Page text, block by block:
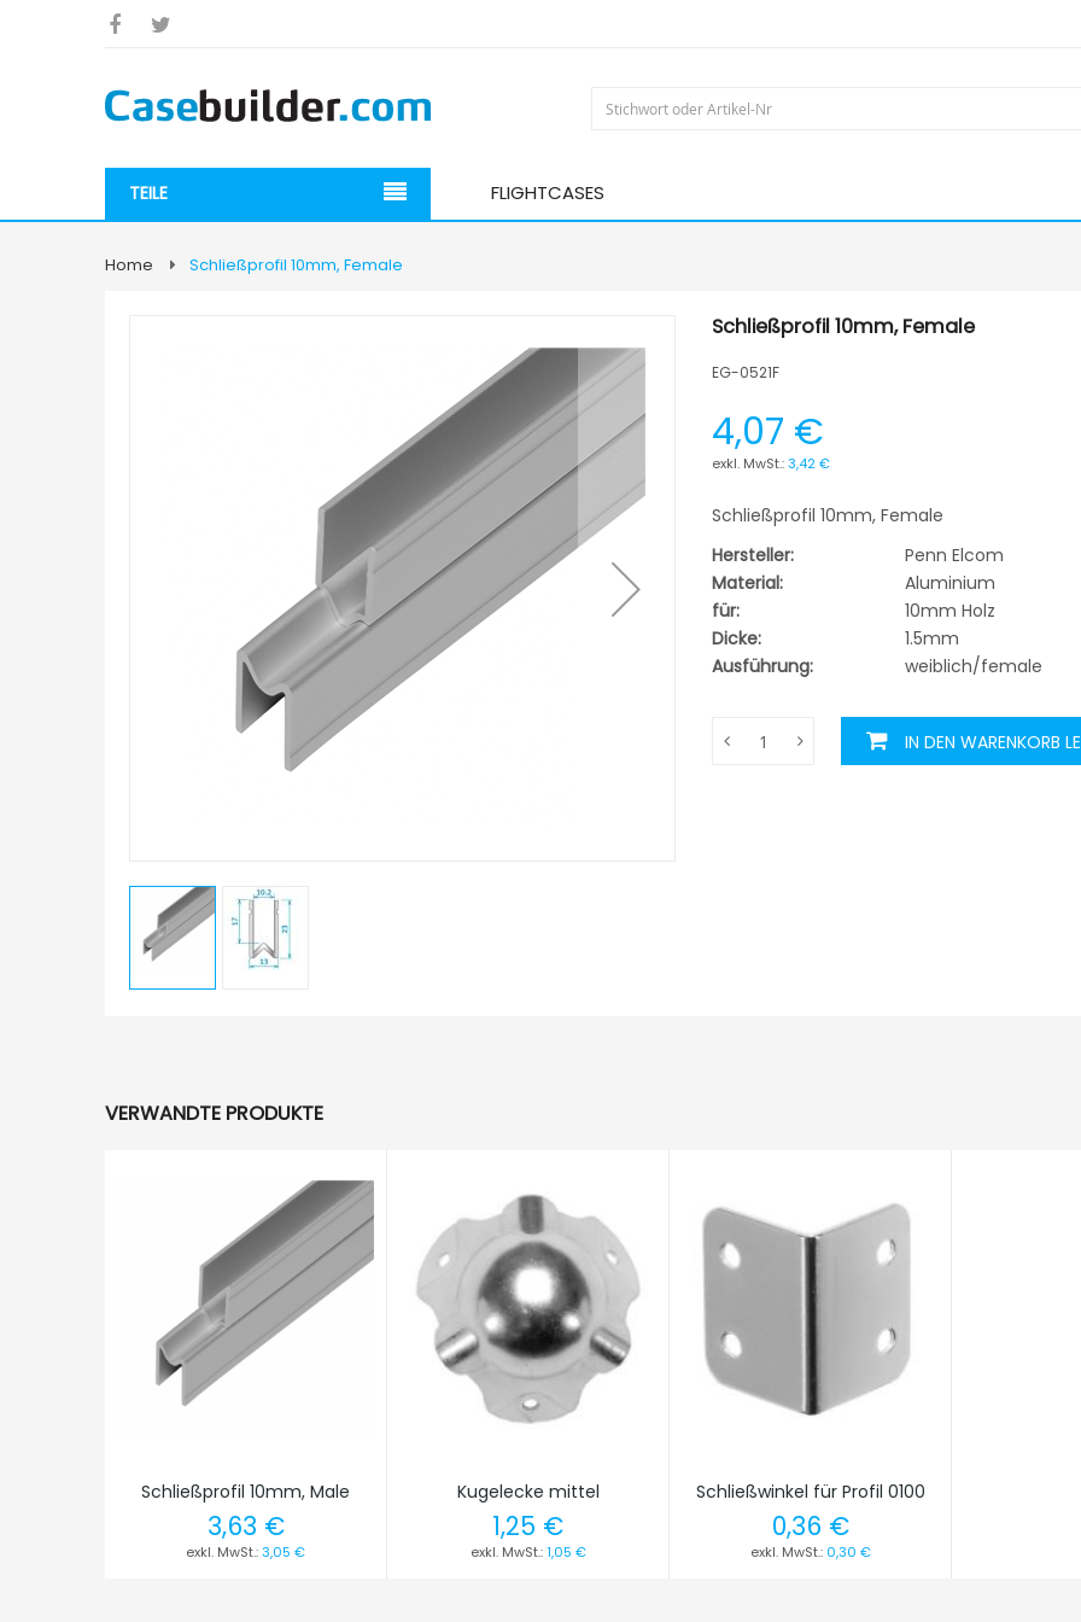
TEILE FLIGHTCASES
Home Schließprofil 10mm, Female
Schließprofil 10mm, Female
EG-0521F
4,07 €
3,42 €
Schließprofil 10mm, Female
Hersteller:
Penn Elcom
Material:
Aluminium
für:
10mm Holz
Dicke:
1.5mm
Ausführung:
weiblich/female
IN DEN WARENKORB
VERWANDTE PRODUKTE
Schließprofil 10mm, Male
3,63 €
3,05 €
Kugelecke mittel
1,25 €
1,05 €
Schließwinkel für Profil 0100
0,36 €
0,30 €